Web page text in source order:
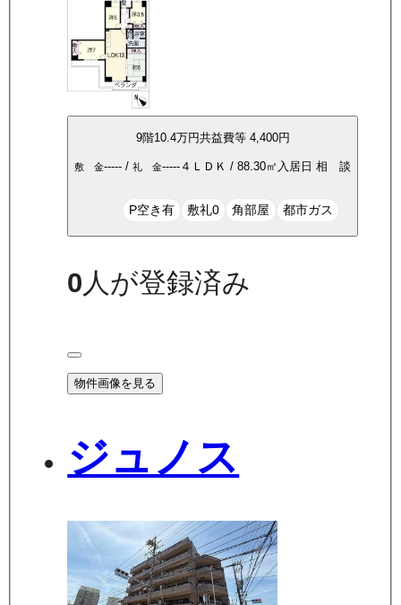
9階10.4万円共益費等 4,400円
敷 金----- /礼 金----- ４ＬＤＫ /88.30㎡ 入居日相 談
P空き有 敷礼0 角部屋 都市ガス
0人が登録済み
物件画像を見る
ジュノス